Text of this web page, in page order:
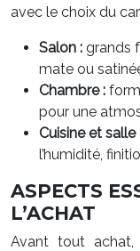
avec le choix du
Salon : grands
mate ou
Chambre :
pour une
Cuisine et salle
l’humidité,
ASPECTS
L’ACHAT
Avant tout